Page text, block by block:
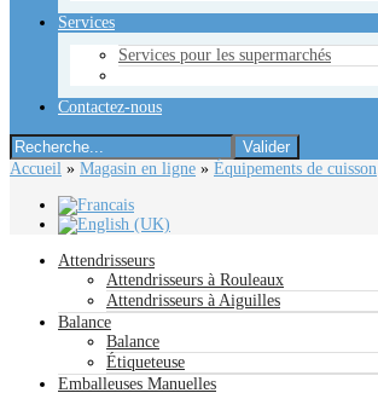
Services
Services pour les supermarchés
Contactez-nous
Accueil » Magasin en ligne » Équipements de cuisson
Attendrisseurs
Attendrisseurs à Rouleaux
Attendrisseurs à Aiguilles
Balance
Balance
Étiqueteuse
Emballeuses Manuelles